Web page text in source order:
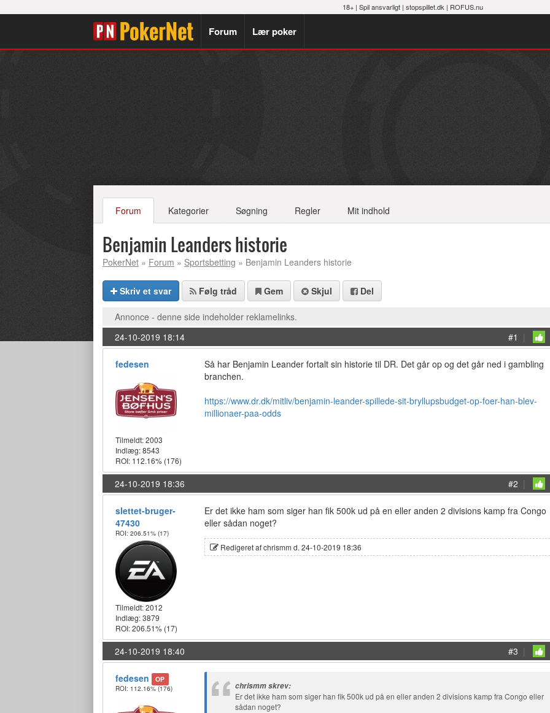
18+ | Spil ansvarligt| stopspillet.dk | ROFUS.nu
Forum Lær poker
Forum Kategorier Søgning Regler Mit indhold
Benjamin Leanders historie
PokerNet » Forum » Sportsbetting » Benjamin Leanders historie
Skriv et svar Følg tråd Gem Skjul Del
Annonce - denne side indeholder reklamelinks.
24-10-2019 18:14
#1 |
fedesen
Tilmeldt:2003
Indlæg: 8543
ROI: 112.16% (176)
Så har Benjamin Leander fortalt sin historie til DR. Det går op og det går ned i gambling
branchen.
https://www.dr.dk/mitliv/benjamin-leander-spillede-sit-bryllupsbudget-op-foer-han-blev-
millionaer-paa-odds
24-10-2019 18:36 #2 |
slettet-bruger-
47430
ROI: 206.51% (17)
Tilmeldt:2012
Indlæg: 3879
ROI: 206.51% (17)
Er det ikke ham som siger han fik 500k ud på en eller anden 2 divisions kamp fra Congo
eller sådan noget?
Redigeret af chrismm d. 24-10-2019 18:36
24-10-2019 18:40 #3 |
fedesen OP
ROI: 112.16% (176)
chrismm skrev:
Er det ikke ham som siger han fik 500k ud på en eller anden 2 divisions kamp fra Congo eller
sådan noget?